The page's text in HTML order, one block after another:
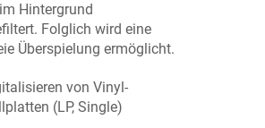
Hintergrund
Folglich wird eine
Überspielung ermöglicht.
von Vinyl-
(LP, Single)